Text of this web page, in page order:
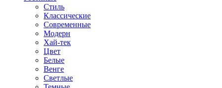
Стиль
Классические
Современные
Модерн
Хай-тек
Цвет
Белые
Венге
Светлые